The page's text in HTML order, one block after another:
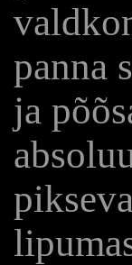
panna
ja